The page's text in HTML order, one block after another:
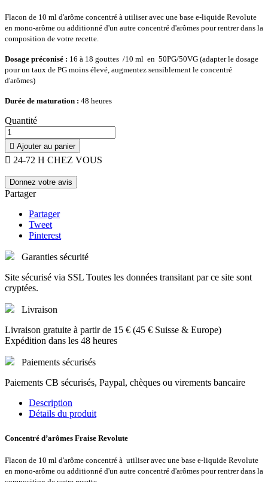
Flacon de 10 ml d'arôme concentré à utiliser avec une base e-liquide Revolute
en mono-arôme ou additionné d'un autre concentré d'arômes pour rentrer dans la
composition de votre recette.
Dosage préconisé : 16 à 18 gouttes /10 ml en 50PG/50VG (adapter le dosage
pour un taux de PG moins élevé, augmentez sensiblement le concentré
d'arômes)
Durée de maturation : 48 heures
Quantité
 Ajouter au panier
 24-72 H CHEZ VOUS
Donnez votre avis
Partager
Partager
Tweet
Pinterest
Garanties sécurité
Site sécurisé via SSL Toutes les données transitant par ce site sont
cryptées.
Livraison
Livraison gratuite à partir de 15 € (45 € Suisse & Europe)
Expédition dans les 48 heures
Paiements sécurisés
Paiements CB sécurisés, Paypal, chèques ou virements bancaire
Description
Détails du produit
Concentré d’arômes Fraise Revolute
Flacon de 10 ml d'arôme concentré à utiliser avec une base e-liquide Revolute
en mono-arôme ou additionné d'un autre concentré d'arômes pour rentrer dans la